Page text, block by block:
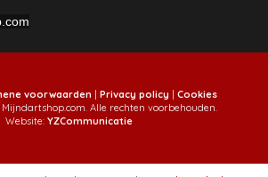
voorwaarden Privacy policy
Cookies
Alle rechten voorbehouden.
Website: YZCommunicatie